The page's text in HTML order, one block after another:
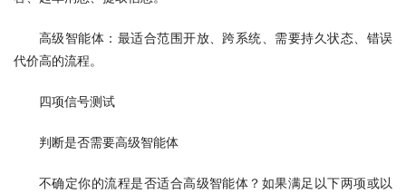
高级智能体：最适合范围开放、跨系统、需要持久状态、错误
代价高的流程。
四项信号测试
判断是否需要高级智能体
不确定你的流程是否适合高级智能体？如果满足以下两项或以